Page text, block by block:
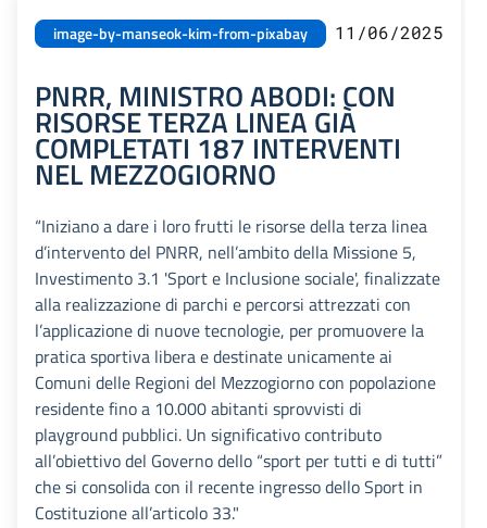
image-by-manseok-kim-from-pixabay 11/06/2025
PNRR, MINISTRO ABODI: CON
RISORSE TERZA LINEA GIÀ
COMPLETATI 187 INTERVENTI
NEL MEZZOGIORNO
“Iniziano a dare i loro frutti le risorse della terza linea
d’intervento del PNRR, nell’ambito della Missione 5,
Investimento 3.1 'Sport e Inclusione sociale', finalizzate
alla realizzazione di parchi e percorsi attrezzati con
l’applicazione di nuove tecnologie, per promuovere la
pratica sportiva libera e destinate unicamente ai
Comuni delle Regioni del Mezzogiorno con popolazione
residente fino a 10.000 abitanti sprovvisti di
playground pubblici. Un significativo contributo
all’obiettivo del Governo dello “sport per tutti e di tutti”
che si consolida con il recente ingresso dello Sport in
Costituzione all’articolo 33."